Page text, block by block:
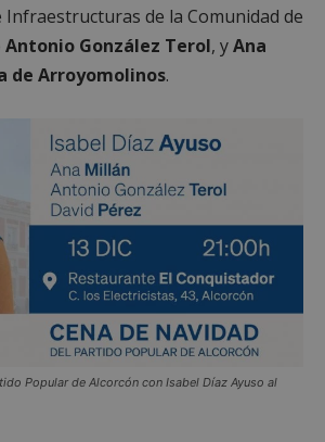
de la Comunidad de
Antonio González Terol, yAna
de Arroyomolinos.
Popular de Alcorcón con Isabel Díaz Ayuso al